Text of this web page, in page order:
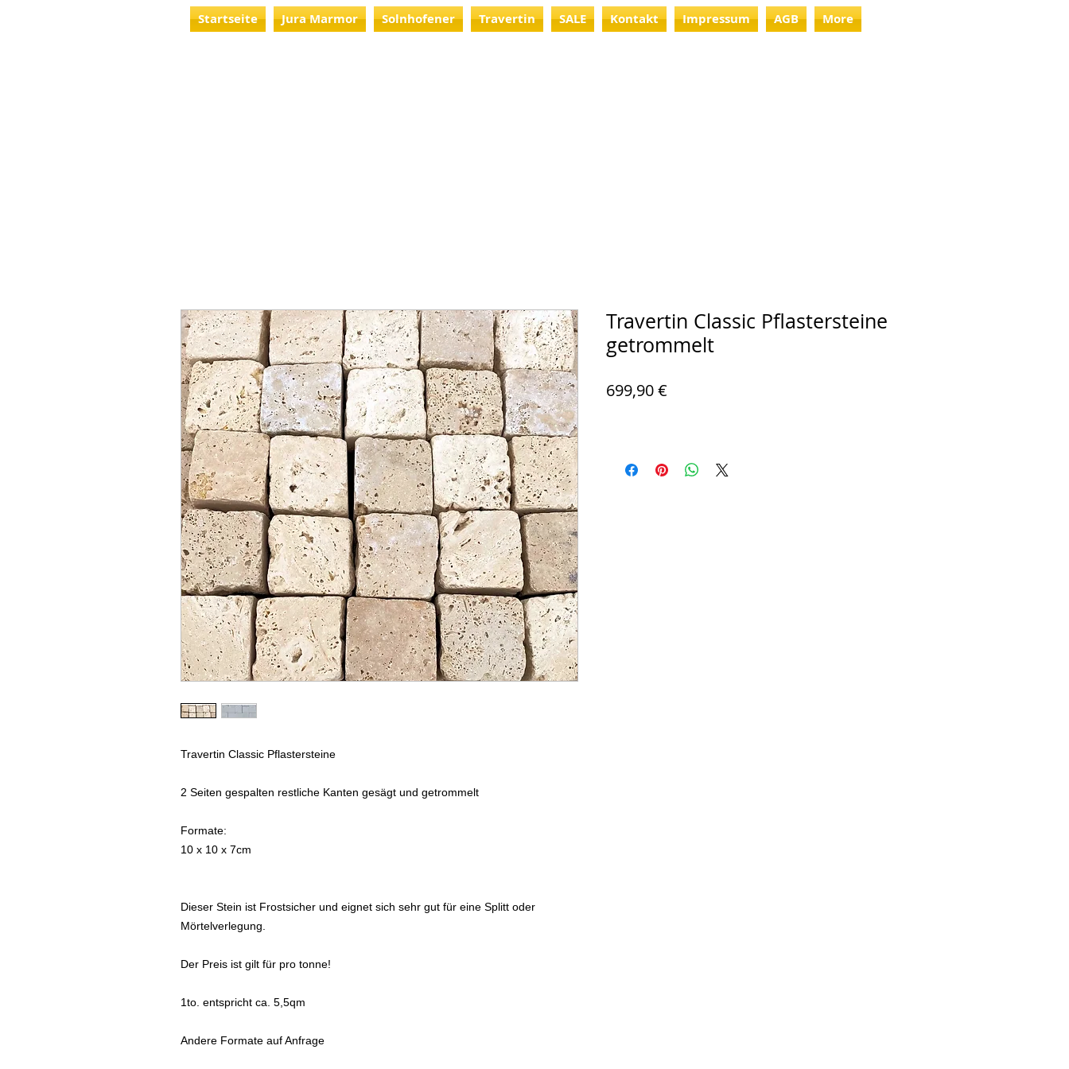
Startseite Jura Marmor Solnhofener Travertin SALE Kontakt Impressum AGB More
Travertin Classic Pflastersteine
2 Seiten gespalten restliche Kanten gesägt und getrommelt
Formate:
10 x 10 x 7cm
Dieser Stein ist Frostsicher und eignet sich sehr gut für eine Splitt oder
Mörtelverlegung.
Der Preis ist gilt für pro tonne!
1to. entspricht ca. 5,5qm
Andere Formate auf Anfrage
Travertin Classic Pflastersteine
getrommelt
699,90 €